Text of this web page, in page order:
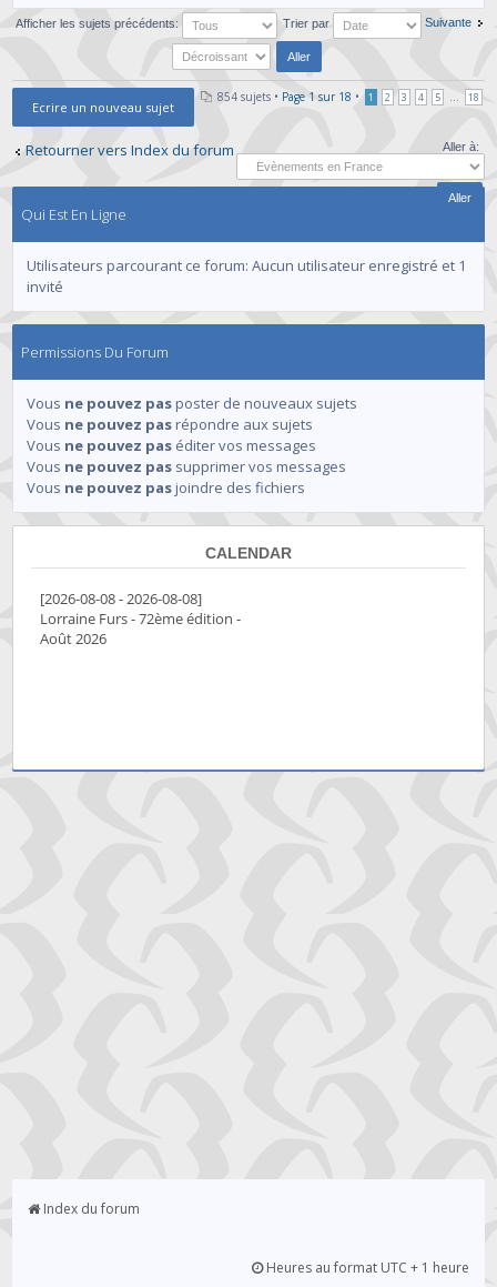
Suivante
Afficher les sujets précédents: Trier par
Ecrire un nouveau sujet
854 sujets • Page 1 sur 18 • 1 2 3 4 5 18
Retourner vers Index du forum Aller à:
Qui Est En Ligne
Utilisateurs parcourant ce forum: Aucun utilisateur enregistré et 1
invité
Permissions Du Forum
Vous ne pouvez pasposter de nouveaux sujets
Vous ne pouvez pasrépondre aux sujets
Vous ne pouvez pas éditer vos messages
Vous ne pouvez pas supprimer vos messages
Vous ne pouvez pasjoindre des fichiers
CALENDAR
Index du forum
Heures au format UTC + 1 heure